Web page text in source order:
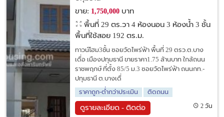
ขาย: 1,750,000บาท
พื้นที่ 29 ตร.วา 4 ห้องนอน 3 ห้องน้ำ 3 ชั้น
พื้นที่ใช้สอย 192 ตร.ม.
ทาวน์โฮม3ชั้น ซอยวัดไพร่ฟ้า พื้นที่ 29 ตรว.ต.บาง
เดื่อ เมืองปทุมธานี ขายราคา1.75 ล้านบาท ใกล้ถนน
ราชพฤกษ์ ที่ตั้ง 85/5 ม.3 ซอยวัดไพร่ฟ้า ถนนกท.-
ปทุมธานี ต.บางเดื่
ราคาถูก-ต่ำกว่าประเมิน
ติดถนน
ดูรายละเอียด - ติดต่อ 2 วัน